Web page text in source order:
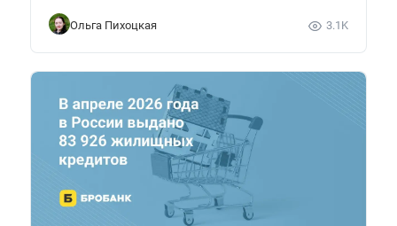
Ольга Пихоцкая 3.1K